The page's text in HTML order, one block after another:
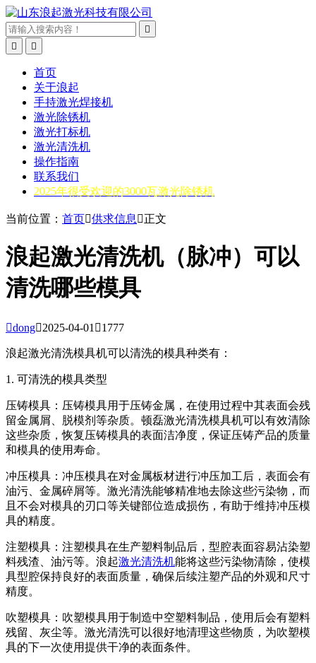



首页
关于浪起
手持激光焊接机
激光除锈机
激光打标机
激光清洗机
操作指南
联系我们
2025年很受欢迎的3000瓦激光除锈机
当前位置： 首页供求信息 正文
浪起激光清洗机（脉冲）可以
清洗哪些模具
dong2025-04-01 1777
浪起激光清洗模具机可以清洗的模具种类有：
1. 可清洗的模具类型
压铸模具：压铸模具用于压铸金属，在使用过程中其表面会残
留金属屑、脱模剂等杂质。顿磊激光清洗模具机可以有效清除
这些杂质，恢复压铸模具的表面洁净度，保证压铸产品的质量
和模具的使用寿命。
冲压模具：冲压模具在对金属板材进行冲压加工后，表面会有
油污、金属碎屑等。激光清洗能够精准地去除这些污染物，而
且不会对模具的刃口等关键部位造成损伤，有助于维持冲压模
具的精度。
注塑模具：注塑模具在生产塑料制品后，型腔表面容易沾染塑
料残渣、油污等。浪起激光清洗机能将这些污染物清除，使模
具型腔保持良好的表面质量，确保后续注塑产品的外观和尺寸
精度。
吹塑模具：吹塑模具用于制造中空塑料制品，使用后会有塑料
残留、灰尘等。激光清洗可以很好地清理这些物质，为吹塑模
具的下一次使用提供干净的表面条件。